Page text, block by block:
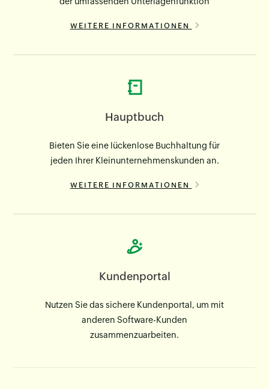
WEITERE INFORMATIONEN
Hauptbuch
Bieten Sie eine lückenlose Buchhaltung für
jeden Ihrer Kleinunternehmenskunden an.
WEITERE INFORMATIONEN
Kundenportal
Nutzen Sie das sichere Kundenportal, um mit
anderen Software-Kunden
zusammenzuarbeiten.